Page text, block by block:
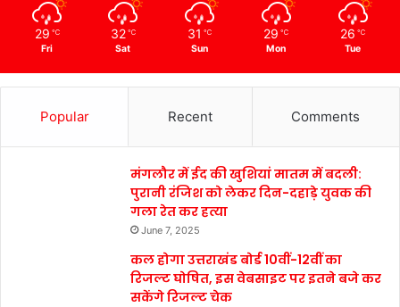
29 ℃
Fri
32 ℃
Sat
31 ℃
Sun
29 ℃
Mon
26 ℃
Tue
Popular Recent Comments
मंगलौर में ईद की खुशियां मातम में बदली:
पुरानी रंजिश को लेकर दिन-दहाड़े युवक की
गला रेत कर हत्या
June 7, 2025
कल होगा उत्तराखंड बोर्ड 10वीं-12वीं का
रिजल्ट घोषित, इस वेबसाइट पर इतने बजे कर
सकेंगे रिजल्ट चेक